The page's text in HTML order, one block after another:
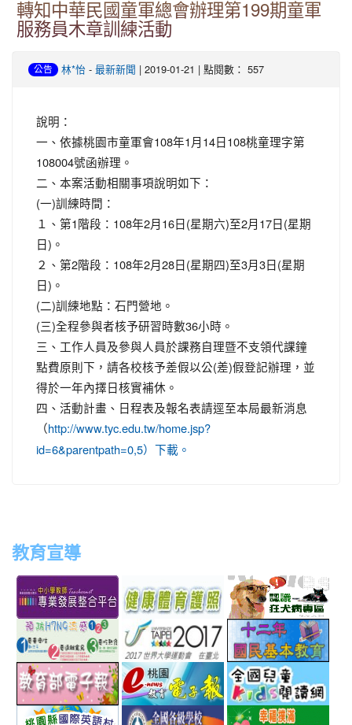
轉知中華民國童軍總會辦理第199期童軍
服務員木章訓練活動
公告 林*怡 - 最新新聞 | 2019-01-21 | 點閱數： 557
說明：
一、依據桃園市童軍會108年1月14日108桃童理字第
108004號函辦理。
二、本案活動相關事項說明如下：
(一)訓練時間：
１、第1階段：108年2月16日(星期六)至2月17日(星期
日)。
２、第2階段：108年2月28日(星期四)至3月3日(星期
日)。
(二)訓練地點：石門營地。
(三)全程參與者核予研習時數36小時。
三、工作人員及參與人員於課務自理暨不支領代課鐘
點費原則下，請各校核予差假以公(差)假登記辦理，並
得於一年內擇日核實補休。
四、活動計畫、日程表及報名表請逕至本局最新消息
（http://www.tyc.edu.tw/home.jsp?
id=6&parentpath=0,5）下載。
教育宣導
to
http://teachernet.moe.edu.tw/MAIN/index.aspx
link
to
https://airtw.epa.gov.tw/
link
to
http://
link
link
to
http://www.perdc.ntnu.edu.tw/anti-
flu/catalog.php?
MainCatalogID=2
link
http://
link
to
http://epaper.edu.tw/
link
to
http://163.30.192.132/
link
link